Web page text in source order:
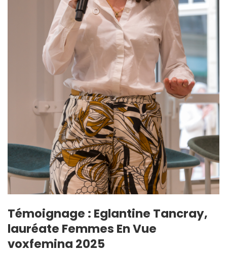
Témoignage : Eglantine Tancray,
lauréate Femmes En Vue
voxfemina 2025